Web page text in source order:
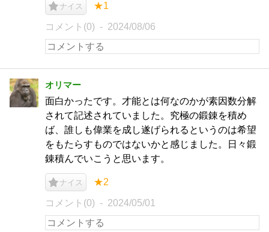
ナイス ★1
コメント(0) 2024/08/06
オリマー
面白かったです。才能とは何なのかが素因数分解
されて記述されていました。究極の鍛錬を積め
ば、誰しも偉業を成し遂げられるというのは希望
をもたらすものではないかと感じました。日々鍛
錬積んでいこうと思います。
ナイス ★2
コメント(0) 2024/05/01